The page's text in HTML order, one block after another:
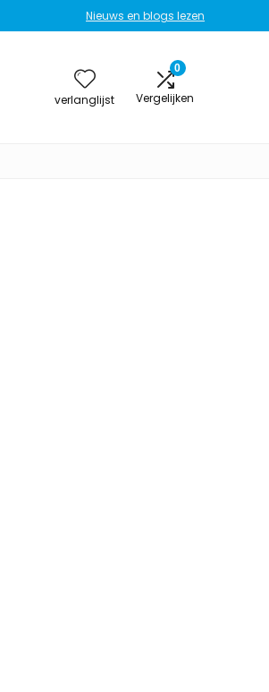
Nieuws en blogs lezen
verlanglijst
0
Vergelijken